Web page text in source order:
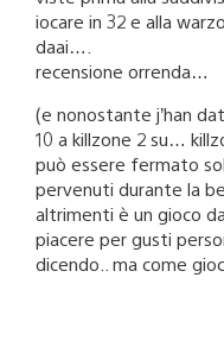
iocare in 32 e alla
daai….
recensione orrenda…
(e nonostante j’han
10 a killzone 2 su…
può essere fermato
pervenuti durante la
altrimenti è un gioco
piacere per gusti
dicendo.. ma come